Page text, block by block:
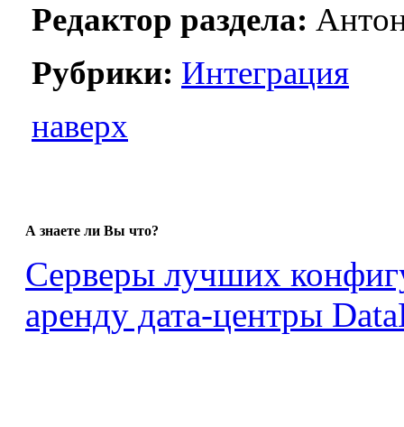
Редактор раздела:
Рубрики: Интеграция
наверх
А знаете ли Вы что?
Серверы лучших
аренду дата-центры